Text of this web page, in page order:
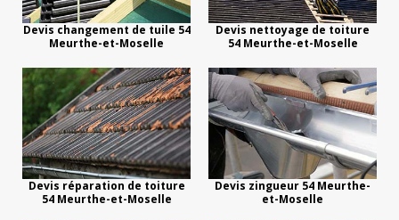
Devis changement de tuile 54
Meurthe-et-Moselle
Devis nettoyage de toiture
54 Meurthe-et-Moselle
Devis réparation de toiture
54 Meurthe-et-Moselle
Devis zingueur 54 Meurthe-
et-Moselle